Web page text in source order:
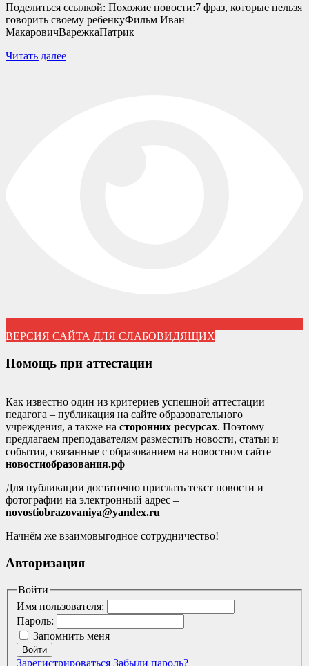
Поделиться ссылкой: Похожие новости:7 фраз, которые нельзя
говорить своему ребенкуФильм Иван
МакаровичВарежкаПатрик
Читать далее
ВЕРСИЯ САЙТА ДЛЯ СЛАБОВИДЯЩИХ
Помощь при аттестации
Как известно один из критериев успешной аттестации
педагога – публикация на сайте образовательного
учреждения, а также на сторонних ресурсах. Поэтому
предлагаем преподавателям разместить новости, статьи и
события, связанные с образованием на новостном сайте –
новостиобразования.рф
Для публикации достаточно прислать текст новости и
фотографии на электронный адрес –
novostiobrazovaniya@yandex.ru
Начнём же взаимовыгодное сотрудничество!
Авторизация
Войти
Имя пользователя:
Пароль:
Запомнить меня
Войти
Зарегистрироваться Забыли пароль?